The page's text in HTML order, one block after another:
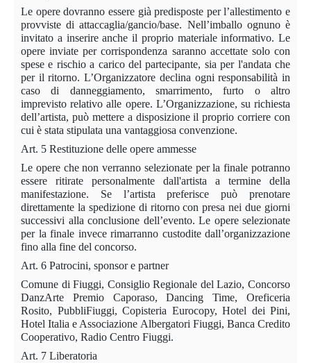
Le opere dovranno essere già predisposte per l’allestimento e
provviste di attaccaglia/gancio/base. Nell’imballo ognuno è
invitato a inserire anche il proprio materiale informativo. Le
opere inviate per corrispondenza saranno accettate solo con
spese e rischio a carico del partecipante, sia per l'andata che
per il ritorno. L’Organizzatore declina ogni responsabilità in
caso di danneggiamento, smarrimento, furto o altro
imprevisto relativo alle opere. L’Organizzazione, su richiesta
dell’artista, può mettere a disposizione il proprio corriere con
cui è stata stipulata una vantaggiosa convenzione.
Art. 5 Restituzione delle opere ammesse
Le opere che non verranno selezionate per la finale potranno
essere ritirate personalmente dall'artista a termine della
manifestazione. Se l’artista preferisce può prenotare
direttamente la spedizione di ritorno con presa nei due giorni
successivi alla conclusione dell’evento. Le opere selezionate
per la finale invece rimarranno custodite dall’organizzazione
fino alla fine del concorso.
Art. 6 Patrocini, sponsor e partner
Comune di Fiuggi, Consiglio Regionale del Lazio, Concorso
DanzArte Premio Caporaso, Dancing Time, Oreficeria
Rosito, PubbliFiuggi, Copisteria Eurocopy, Hotel dei Pini,
Hotel Italia e Associazione Albergatori Fiuggi, Banca Credito
Cooperativo, Radio Centro Fiuggi.
Art. 7 Liberatoria